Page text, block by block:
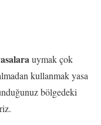
uymak çok
kullanmak yasa
bölgedeki